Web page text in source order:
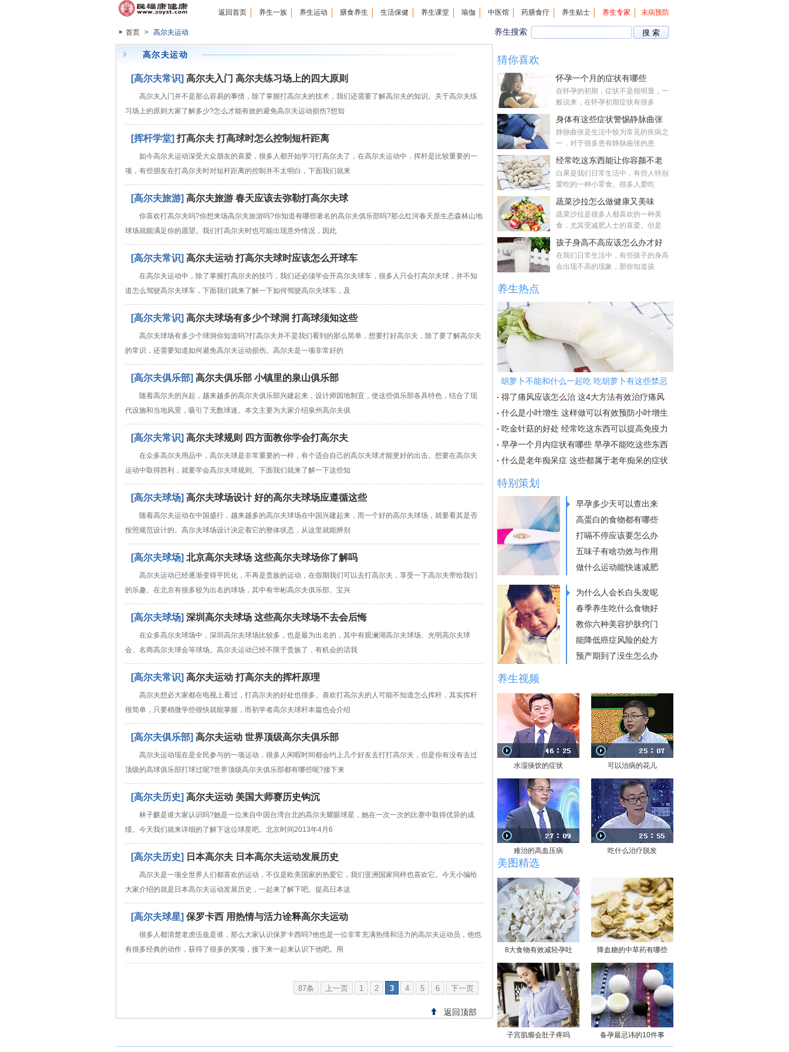
返回首页 养生一族 养生运动 膳食养生 生活保健 养生课堂 瑜伽 中医馆 药膳食疗 养生贴士 养生专家 未病预防
养生搜索
首页 > 高尔夫运动
高尔夫运动
[高尔夫常识] 高尔夫入门 高尔夫练习场上的四大原则
高尔夫入门并不是那么容易的事情，除了掌握打高尔夫的技术，我们还需要了解高尔夫的知识。关于高尔夫练
习场上的原则大家了解多少?怎么才能有效的避免高尔夫运动损伤?想知
[挥杆学堂] 打高尔夫 打高球时怎么控制短杆距离
如今高尔夫运动深受大众朋友的喜爱，很多人都开始学习打高尔夫了，在高尔夫运动中，挥杆是比较重要的一
项，有些朋友在打高尔夫时对短杆距离的控制并不太明白，下面我们就来
[高尔夫旅游] 高尔夫旅游 春天应该去弥勒打高尔夫球
你喜欢打高尔夫吗?你想来场高尔夫旅游吗?你知道有哪些著名的高尔夫俱乐部吗?那么红河春天原生态森林山地
球场就能满足你的愿望。我们打高尔夫时也可能出现意外情况，因此
[高尔夫常识] 高尔夫运动 打高尔夫球时应该怎么开球车
在高尔夫运动中，除了掌握打高尔夫的技巧，我们还必须学会开高尔夫球车，很多人只会打高尔夫球，并不知
道怎么驾驶高尔夫球车，下面我们就来了解一下如何驾驶高尔夫球车，及
[高尔夫常识] 高尔夫球场有多少个球洞 打高球须知这些
高尔夫球场有多少个球洞你知道吗?打高尔夫并不是我们看到的那么简单，想要打好高尔夫，除了要了解高尔夫
的常识，还需要知道如何避免高尔夫运动损伤。高尔夫是一项非常好的
[高尔夫俱乐部] 高尔夫俱乐部 小镇里的泉山俱乐部
随着高尔夫的兴起，越来越多的高尔夫俱乐部兴建起来，设计师因地制宜，使这些俱乐部各具特色，结合了现
代设施和当地风景，吸引了无数球迷。本文主要为大家介绍泉州高尔夫俱
[高尔夫常识] 高尔夫球规则 四方面教你学会打高尔夫
在众多高尔夫用品中，高尔夫球是非常重要的一样，有个适合自己的高尔夫球才能更好的出击。想要在高尔夫
运动中取得胜利，就要学会高尔夫球规则。下面我们就来了解一下这些知
[高尔夫球场] 高尔夫球场设计 好的高尔夫球场应遵循这些
随着高尔夫运动在中国盛行，越来越多的高尔夫球场在中国兴建起来，而一个好的高尔夫球场，就要看其是否
按照规范设计的。高尔夫球场设计决定着它的整体状态，从这里就能辨别
[高尔夫球场] 北京高尔夫球场 这些高尔夫球场你了解吗
高尔夫运动已经逐渐变得平民化，不再是贵族的运动，在假期我们可以去打高尔夫，享受一下高尔夫带给我们
的乐趣。在北京有很多较为出名的球场，其中有华彬高尔夫俱乐部、宝兴
[高尔夫球场] 深圳高尔夫球场 这些高尔夫球场不去会后悔
在众多高尔夫球场中，深圳高尔夫球场比较多，也是最为出名的，其中有观澜湖高尔夫球场、光明高尔夫球
会、名商高尔夫球会等球场。高尔夫运动已经不限于贵族了，有机会的话我
[高尔夫常识] 高尔夫运动 打高尔夫的挥杆原理
高尔夫想必大家都在电视上看过，打高尔夫的好处也很多。喜欢打高尔夫的人可能不知道怎么挥杆，其实挥杆
很简单，只要稍微学些很快就能掌握，而初学者高尔夫球杆本篇也会介绍
[高尔夫俱乐部] 高尔夫运动 世界顶级高尔夫俱乐部
高尔夫运动现在是全民参与的一项运动，很多人闲暇时间都会约上几个好友去打打高尔夫，但是你有没有去过
顶级的高球俱乐部打球过呢?世界顶级高尔夫俱乐部都有哪些呢?接下来
[高尔夫历史] 高尔夫运动 美国大师赛历史钩沉
林子麒是谁大家认识吗?她是一位来自中国台湾台北的高尔夫耀眼球星，她在一次一次的比赛中取得优异的成
绩。今天我们就来详细的了解下这位球星吧。北京时间2013年4月6
[高尔夫历史] 日本高尔夫 日本高尔夫运动发展历史
高尔夫是一项全世界人们都喜欢的运动，不仅是欧美国家的热爱它，我们亚洲国家同样也喜欢它。今天小编给
大家介绍的就是日本高尔夫运动发展历史，一起来了解下吧。提高日本这
[高尔夫球星] 保罗卡西 用热情与活力诠释高尔夫运动
很多人都清楚老虎伍兹是谁，那么大家认识保罗卡西吗?他也是一位非常充满热情和活力的高尔夫运动员，他也
有很多经典的动作，获得了很多的奖项，接下来一起来认识下他吧。用
87条 上一页 1 2 3 4 5 6 下一页
返回顶部
猜你喜欢
怀孕一个月的症状有哪些
在怀孕的初期，症状不是很明显，一
般说来，在怀孕初期症状有很多
身体有这些症状警惕静脉曲张
静脉曲张是生活中较为常见的疾病之
一，对于很多患有静脉曲张的患
经常吃这东西能让你容颜不老
白果是我们日常生活中，有些人特别
爱吃的一种小零食。很多人爱吃
蔬菜沙拉怎么做健康又美味
蔬菜沙拉是很多人都喜欢的一种美
食，尤其受减肥人士的喜爱。但是
孩子身高不高应该怎么办才好
在我们日常生活中，有些孩子的身高
会出现不高的现象，那你知道孩
养生热点
胡萝卜不能和什么一起吃 吃胡萝卜有这些禁忌
得了痛风应该怎么治 这4大方法有效治疗痛风
什么是小叶增生 这样做可以有效预防小叶增生
吃金针菇的好处 经常吃这东西可以提高免疫力
早孕一个月内症状有哪些 早孕不能吃这些东西
什么是老年痴呆症 这些都属于老年痴呆的症状
特别策划
早孕多少天可以查出来
高蛋白的食物都有哪些
打嗝不停应该要怎么办
五味子有啥功效与作用
做什么运动能快速减肥
为什么人会长白头发呢
春季养生吃什么食物好
教你六种美容护肤窍门
能降低癌症风险的处方
预产期到了没生怎么办
养生视频
水湿痰饮的症状 可以治病的花儿
难治的高血压病 吃什么治疗脱发
美图精选
8大食物有效减轻孕吐 降血糖的中草药有哪些
子宫肌瘤会肚子疼吗 备孕最忌讳的10件事